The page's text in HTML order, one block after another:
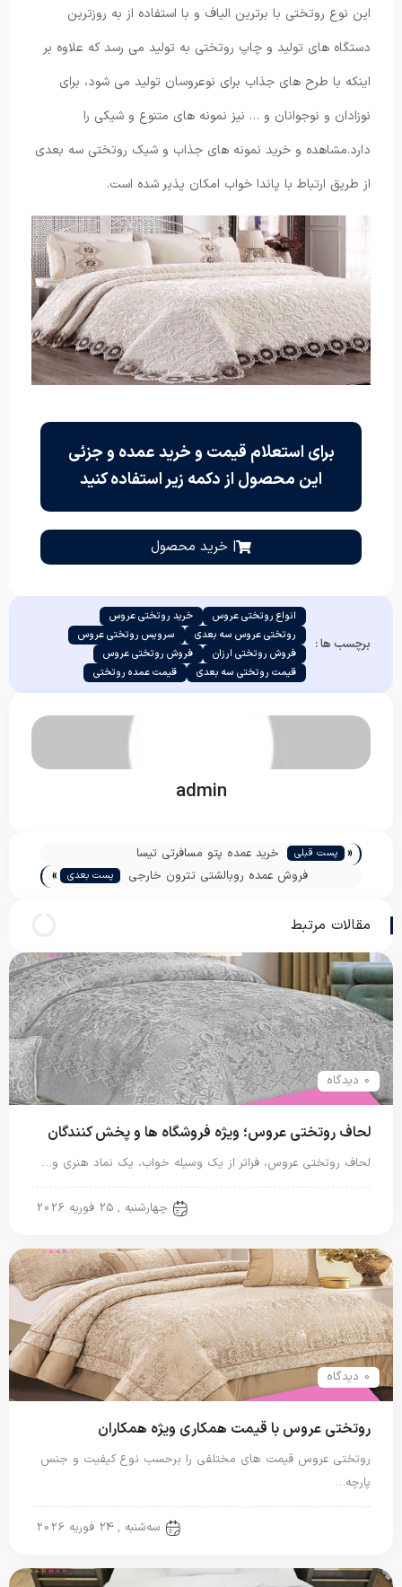
این نوع روتختی با برترین الیاف و با استفاده از به روزترین
دستگاه های تولید و چاپ روتختی به تولید می رسد که علاوه بر
اینکه با طرح های جذاب برای نوعروسان تولید می شود، برای
نوزادان و نوجوانان و … نیز نمونه های متنوع و شیکی را
دارد.مشاهده و خرید نمونه های جذاب و شیک روتختی سه بعدی
از طریق ارتباط با پاندا خواب امکان پذیر شده است.
برای استعلام قیمت و خرید عمده و جزئی
این محصول از دکمه زیر استفاده کنید
| خرید محصول
برچسب ها :
انواع روتختی عروس
خرید روتختی عروس
روتختی عروس سه بعدی
سرویس روتختی عروس
فروش روتختی ارزان
فروش روتختی عروس
قیمت روتختی سه بعدی
قیمت عمده روتختی
admin
« پست قبلی
خرید عمده پتو مسافرتی تیسا
فروش عمده روبالشتی تترون خارجی
پست بعدی »
مقالات مرتبط
0 دیدگاه
لحاف روتختی عروس؛ ویژه فروشگاه ها و پخش کنندگان
لحاف روتختی عروس، فراتر از یک وسیله خواب، یک نماد هنری و…
چهارشنبه , 25 فوریه 2026
0 دیدگاه
روتختی عروس با قیمت همکاری ویژه همکاران
روتختی عروس قیمت های مختلفی را برحسب نوع کیفیت و جنس
پارچه…
سه‌شنبه , 24 فوریه 2026